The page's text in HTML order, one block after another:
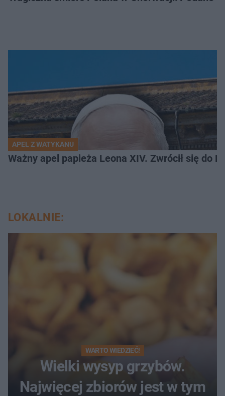
APEL Z WATYKANU
Ważny apel papieża Leona XIV. Zwrócił się do
LOKALNIE:
WARTO WIEDZIEĆ!
Wielki wysyp grzybów.
Najwięcej zbiorów jest w tym